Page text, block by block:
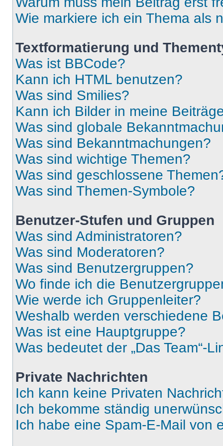
Wie markiere ich ein Thema als
Textformatierung und
Was ist BBCode?
Kann ich HTML benutzen?
Was sind Smilies?
Kann ich Bilder in meine
Was sind globale
Was sind Bekanntmachungen?
Was sind wichtige Themen?
Was sind geschlossene
Was sind Themen-Symbole?
Benutzer-Stufen und Gruppen
Was sind Administratoren?
Was sind Moderatoren?
Was sind Benutzergruppen?
Wo finde ich die
Wie werde ich Gruppenleiter?
Weshalb werden verschiedene
Was ist eine Hauptgruppe?
Was bedeutet der „Das Team“-
Private Nachrichten
Ich kann keine Privaten
Ich bekomme ständig
Ich habe eine Spam-E-Mail von